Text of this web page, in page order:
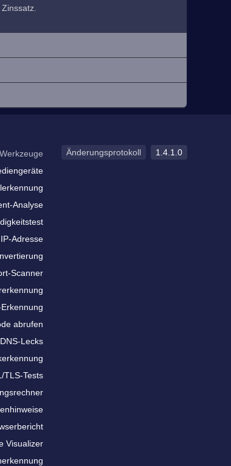
Analyse
Adresse
Scanner
abrufen
Lecks
TLS-Tests
Visualizer
Änderungsprotokoll 1.4.1.0